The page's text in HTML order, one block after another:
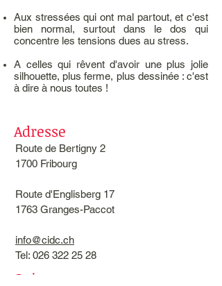
Aux stressées qui ont mal partout, et c'est
bien normal, surtout dans le dos qui
concentre les tensions dues au stress.
A celles qui rêvent d'avoir une plus jolie
silhouette, plus ferme, plus dessinée : c'est
à dire à nous toutes !
Adresse
Route de Bertigny 2
1700 Fribourg
Route d'Englisberg 17
1763 Granges-Paccot
info@cidc.ch
Tel: 026 322 25 28
Suivez nous